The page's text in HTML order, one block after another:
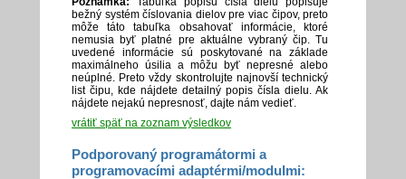
bežný systém číslovania dielov pre viac čipov, preto
môže táto tabuľka obsahovať informácie, ktoré
nemusia byť platné pre aktuálne vybraný čip. Tu
uvedené informácie sú poskytované na základe
maximálneho úsilia a môžu byť nepresné alebo
neúplné. Preto vždy skontrolujte najnovší technický
list čipu, kde nájdete detailný popis čísla dielu. Ak
nájdete nejakú nepresnosť, dajte nám vedieť.
vrátiť späť na zoznam výsledkov
Podporovaný programátormi a
programovacími adaptérmi/modulmi: